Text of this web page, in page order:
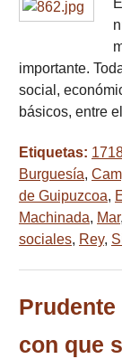
importante.
social,
básicos, entre
Etiquetas:
Burguesía,
de Guipuzcoa,
Machinada, Mar,
sociales, Rey,
con que